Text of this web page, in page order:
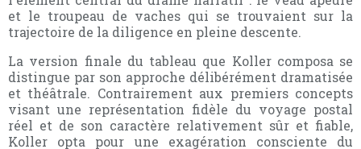
et le troupeau de vaches qui se trouvaient sur la
trajectoire de la diligence en pleine descente.
La version finale du tableau que Koller composa se
distingue par son approche délibérément dramatisée
et théâtrale. Contrairement aux premiers concepts
visant une représentation fidèle du voyage postal
réel et de son caractère relativement sûr et fiable,
Koller opta pour une exagération consciente du